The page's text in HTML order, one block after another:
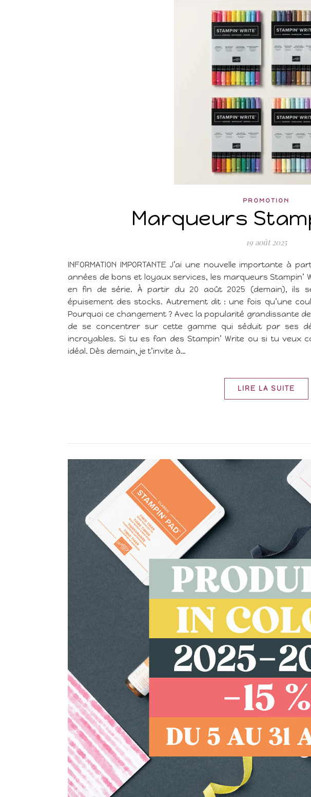
PROMOTION
Marqueurs
19 août 2025
INFORMATION IMPORTANTE J’ai une nouvelle importante à
années de bons et loyaux services, les marqueurs Stampin’
en fin de série. À partir du 20 août 2025 (demain), ils
épuisement des stocks. Autrement dit : une fois qu’une
Pourquoi ce changement ? Avec la popularité grandissante
de se concentrer sur cette gamme qui séduit par ses
incroyables. Si tu es fan des Stampin’ Write ou si tu veux
idéal. Dès demain, je t’invite à…
LIRE LA SUITE